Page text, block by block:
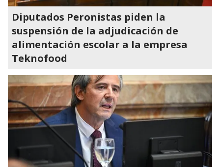
Diputados Peronistas piden la
suspensión de la adjudicación de
alimentación escolar a la empresa
Teknofood